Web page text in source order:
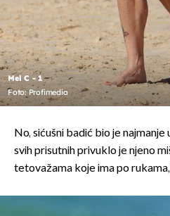
Mel C - 1
Foto: Profimedia
No, sićušni badić bio je
svih prisutnih privuklo je njeno
tetovažama koje ima po